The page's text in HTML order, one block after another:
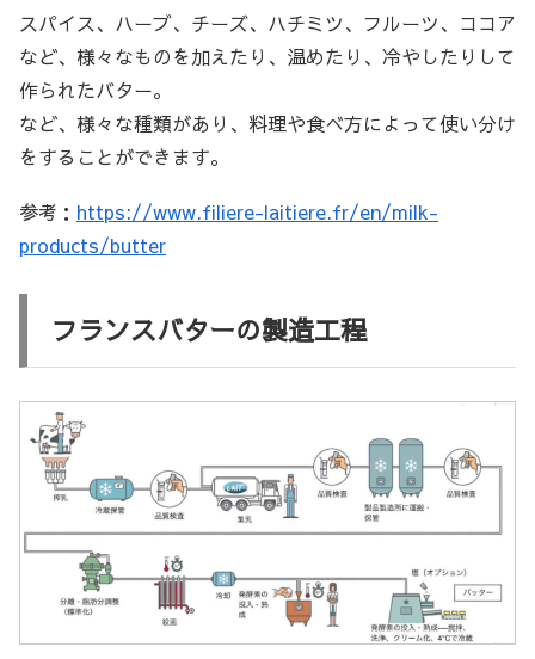
スパイス、ハーブ、チーズ、ハチミツ、フルーツ、ココア
など、様々なものを加えたり、温めたり、冷やしたりして
作られたバター。
など、様々な種類があり、料理や食べ方によって使い分け
をすることができます。
参考： https://www.filiere-laitiere.fr/en/milk-
products/butter
フランスバターの製造工程